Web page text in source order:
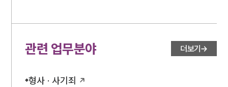
관련 업무분야 더보기
형사 · 사기죄